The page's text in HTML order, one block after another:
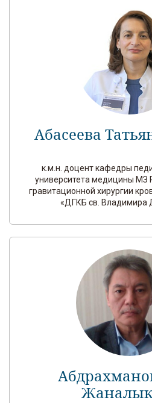
Абасеева
к.м.н. доцент кафедры
университета медицины МЗ
гравитационной хирургии
«ДГКБ св. Владимира